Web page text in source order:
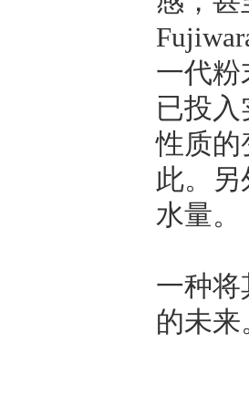
一代粉
已投
性质的
此。
水量。
一种
的未来